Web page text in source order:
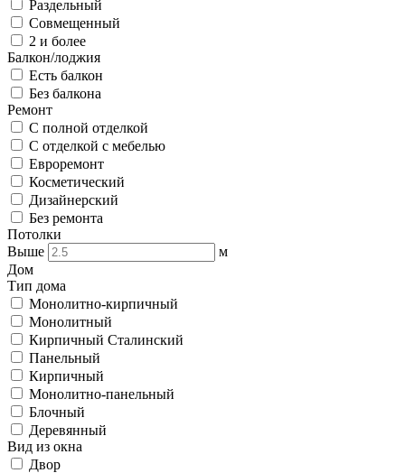
Раздельный
Совмещенный
2 и более
Балкон/лоджия
Есть балкон
Без балкона
Ремонт
С полной отделкой
С отделкой с мебелью
Евроремонт
Косметический
Дизайнерский
Без ремонта
Потолки
Выше
м
Дом
Тип дома
Монолитно-кирпичный
Монолитный
Кирпичный Сталинский
Панельный
Кирпичный
Монолитно-панельный
Блочный
Деревянный
Вид из окна
Двор